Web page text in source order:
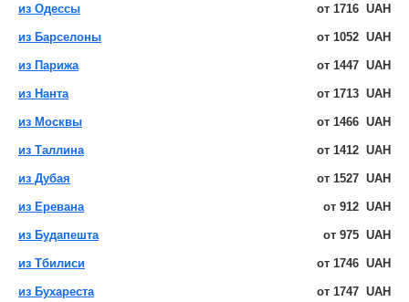
из Одессы от 1716 UAH
из Барселоны от 1052 UAH
из Парижа от 1447 UAH
из Нанта от 1713 UAH
из Москвы от 1466 UAH
из Таллина от 1412 UAH
из Дубая от 1527 UAH
из Еревана от 912 UAH
из Будапешта от 975 UAH
из Тбилиси от 1746 UAH
из Бухареста от 1747 UAH